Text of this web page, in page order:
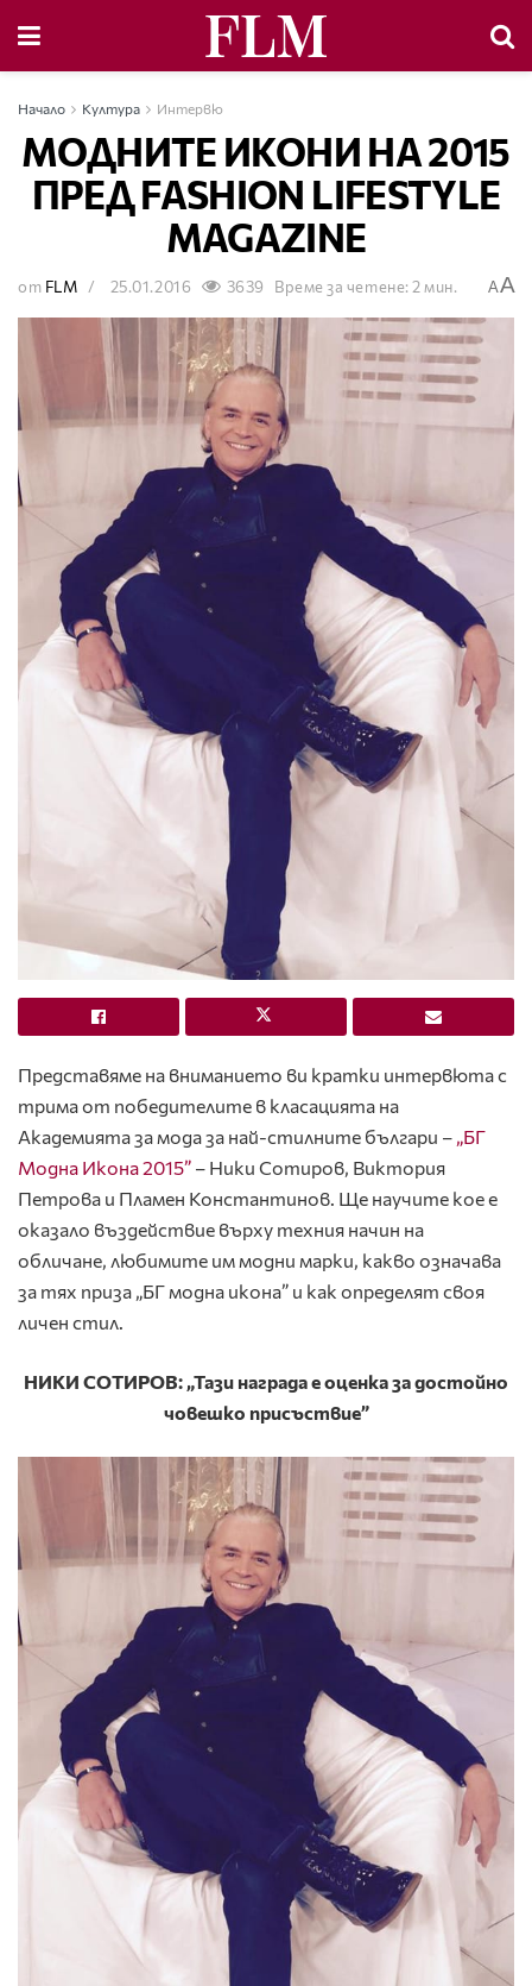
Начало Култура Интервю
МОДНИТЕ ИКОНИ НА 2015
ПРЕД FASHION LIFESTYLE
MAGAZINE
от FLM 25.01.2016 3639 Време за четене: 2 мин. AA
Представяме на вниманието ви кратки интервюта с
трима от победителите в класацията на
Академията за мода за най-стилните българи – „БГ
Модна Икона 2015” – Ники Сотиров, Виктория
Петрова и Пламен Константинов. Ще научите кое е
оказало въздействие върху техния начин на
обличане, любимите им модни марки, какво означава
за тях приза „БГ модна икона” и как определят своя
личен стил.
НИКИ СОТИРОВ: „Тази награда е оценка за достойно
човешко присъствие”